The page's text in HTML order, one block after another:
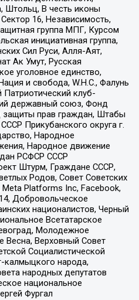
Штольц, В честь иконы
16, Независимость,
группа МПГ, Курсом
инициативная группа,
Сил Руси, Алля-Аят,
Ак Умут, Русская
уголовное единство,
и свобода, W.H.С., Фалунь
клуб-
державный союз, Фонд
прав граждан, Штабы
Прикубанского округа г.
Народное
Народное движение
РСФСР СССР
Штурм, Граждане СССР,
Родов, Совет Советских
Platforms Inc, Facebook,
Добровольческое
националистов, Черный
Всетатарское
Молодежное
Весна, Верховный Совет
Социалистической
калмыцкого народа,
народных депутатов
национальное
Фургал